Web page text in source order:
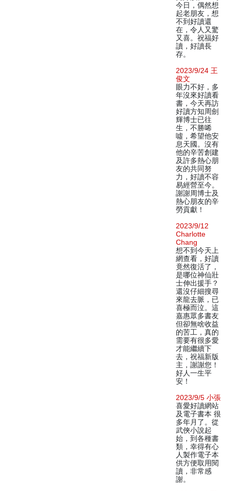
今日，偶然想
起老朋友，想
不到好讀還
在，令人又驚
又喜。祝福好
讀，好讀長
存。
2023/9/24 王
俊文
眼力不好，多
年沒來好讀看
書，今天再訪
好讀方知周劍
輝博士已往
生，不勝唏
噓，希望他安
息天國。沒有
他的辛苦創建
及許多熱心朋
友的共同努
力，好讀不容
易經營至今。
謝謝周博士及
熱心朋友的辛
勞貢獻！
2023/9/12
Charlotte
Chang
想不到今天上
網查看，好讀
竟然復活了，
是哪位神仙壯
士伸出援手？
還沒仔細搜尋
來龍去脈，已
喜極而泣。這
嘉惠眾多書友
但卻無啥收益
的苦工，真的
需要有很多愛
才能繼續下
去，祝福新版
主，謝謝您！
好人一生平
安！
2023/9/5 小張
喜愛好讀網站
及電子書本 很
多年月了。從
武俠小說起
始，到各種書
類，幸得有心
人製作電子本
供方便取用閱
讀，非常感
謝。